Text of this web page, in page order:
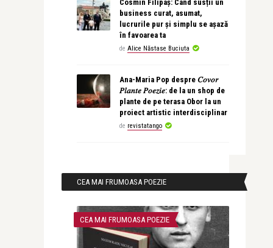
Cosmin Filipaș: Când susții un
business curat, asumat,
lucrurile pur și simplu se așază
în favoarea ta
de Alice Năstase Buciuta
Ana-Maria Pop despre 𝐶𝑜𝑣𝑜𝑟
𝑃𝑙𝑎𝑛𝑡𝑒 𝑃𝑜𝑒𝑧𝑖𝑒: de la un shop de
plante de pe terasa Obor la un
proiect artistic interdisciplinar
de revistatango
CEA MAI FRUMOASA POEZIE
CEA MAI FRUMOASA POEZIE